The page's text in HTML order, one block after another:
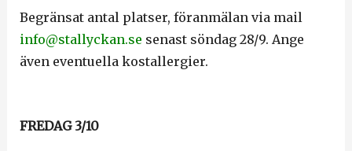
Begränsat antal platser, föranmälan via mail
info@stallyckan.se senast söndag 28/9. Ange
även eventuella kostallergier.
FREDAG 3/10